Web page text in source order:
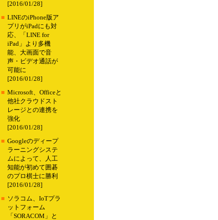
[2016/01/28]
■ LINEのiPhone版ア
プリがiPadにも対
応、「LINE for
iPad」より多機
能、大画面で音
声・ビデオ通話が
可能に
[2016/01/28]
■ Microsoft、Officeと
他社クラウドスト
レージとの連携を
強化
[2016/01/28]
■ Googleのディープ
ラーニングシステ
ムによって、人工
知能が初めて囲碁
のプロ棋士に勝利
[2016/01/28]
■ ソラコム、IoTプラ
ットフォーム
「SORACOM」と